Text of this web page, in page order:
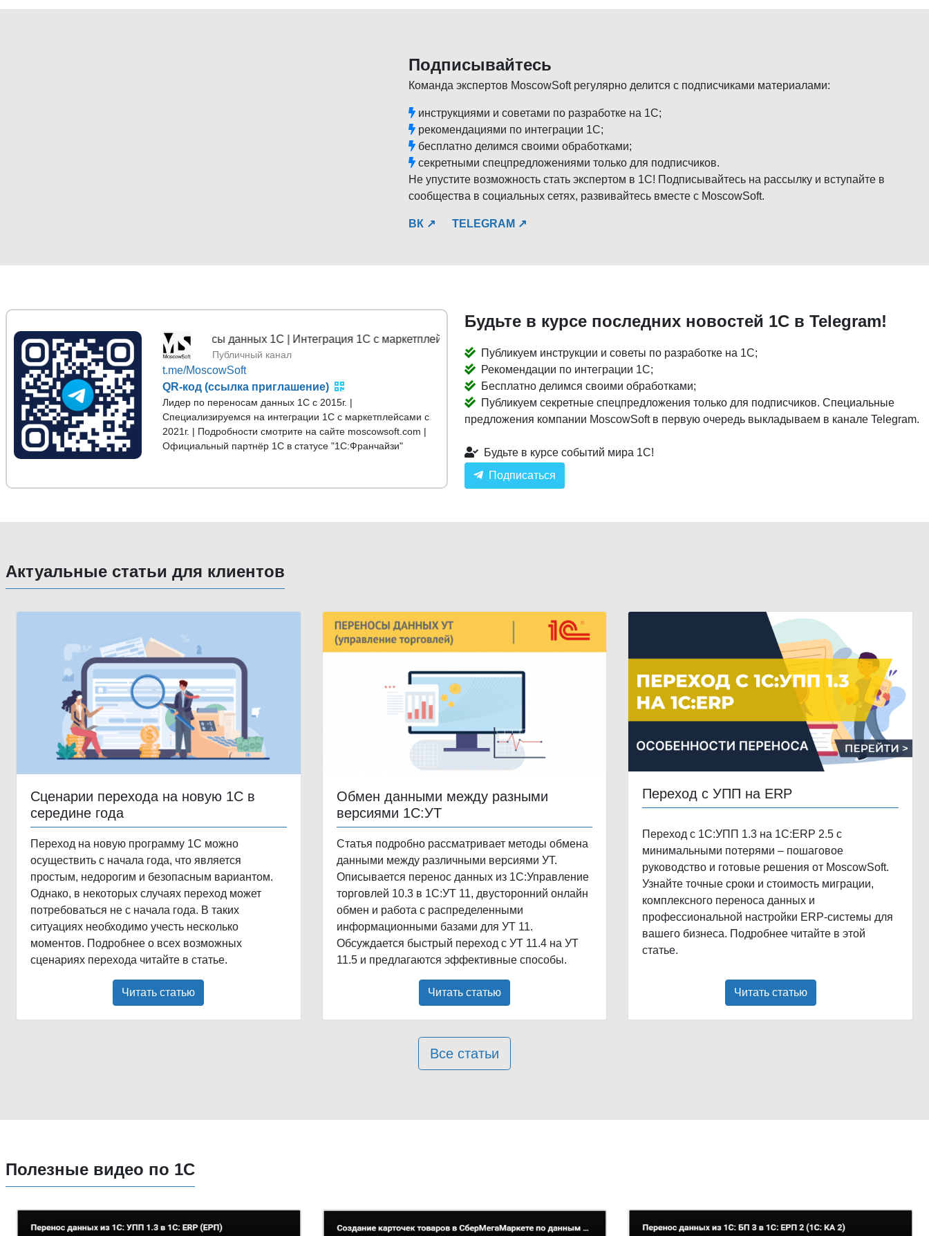
Подписывайтесь
Команда экспертов MoscowSoft регулярно делится с подписчиками материалами:
инструкциями и советами по разработке на 1С;
рекомендациями по интеграции 1С;
бесплатно делимся своими обработками;
секретными спецпредложениями только для подписчиков.
Не упустите возможность стать экспертом в 1С! Подписывайтесь на рассылку и вступайте в
сообщества в социальных сетях, развивайтесь вместе с MoscowSoft.
ВК ↗ TELEGRAM ↗
MoscowSoft | Переносы данных 1С | Интеграция 1С с маркетплейсами
Публичный канал
t.me/MoscowSoft
QR-код (ссылка приглашение)
Лидер по переносам данных 1С с 2015г. |
Специализируемся на интеграции 1С с маркетплейсами с
2021г. | Подробности смотрите на сайте moscowsoft.com |
Официальный партнёр 1С в статусе "1С:Франчайзи"
Будьте в курсе последних новостей 1С в Telegram!
Публикуем инструкции и советы по разработке на 1С;
Рекомендации по интеграции 1С;
Бесплатно делимся своими обработками;
Публикуем секретные спецпредложения только для подписчиков. Специальные
предложения компании MoscowSoft в первую очередь выкладываем в канале Telegram.
Будьте в курсе событий мира 1С!
Подписаться
Актуальные статьи для клиентов
Сценарии перехода на новую 1С в
середине года
Переход на новую программу 1С можно
осуществить с начала года, что является
простым, недорогим и безопасным вариантом.
Однако, в некоторых случаях переход может
потребоваться не с начала года. В таких
ситуациях необходимо учесть несколько
моментов. Подробнее о всех возможных
сценариях перехода читайте в статье.
Читать статью
Обмен данными между разными
версиями 1С:УТ
Статья подробно рассматривает методы обмена
данными между различными версиями УТ.
Описывается перенос данных из 1С:Управление
торговлей 10.3 в 1С:УТ 11, двусторонний онлайн
обмен и работа с распределенными
информационными базами для УТ 11.
Обсуждается быстрый переход с УТ 11.4 на УТ
11.5 и предлагаются эффективные способы.
Читать статью
Переход с УПП на ERP
Переход с 1С:УПП 1.3 на 1С:ERP 2.5 с
минимальными потерями – пошаговое
руководство и готовые решения от MoscowSoft.
Узнайте точные сроки и стоимость миграции,
комплексного переноса данных и
профессиональной настройки ERP-системы для
вашего бизнеса. Подробнее читайте в этой
статье.
Читать статью
Все статьи
Полезные видео по 1С